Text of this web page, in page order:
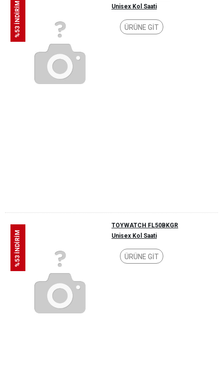
%53 İNDİRİM
Unisex Kol Saati
ÜRÜNE GİT
%53 İNDİRİM
TOYWATCH FL50BKGR
Unisex Kol Saati
ÜRÜNE GİT